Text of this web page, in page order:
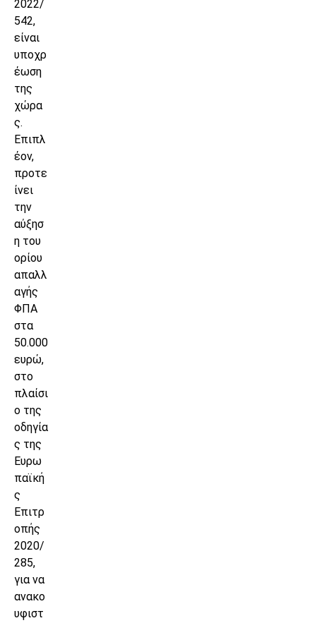
2022/
542,
είναι
υποχρ
έωση
της
χώρα
ς.
Επιπλ
έον,
προτε
ίνει
την
αύξησ
η του
ορίου
απαλλ
αγής
ΦΠΑ
στα
50.000
ευρώ,
στο
πλαίσι
ο της
οδηγία
ς της
Ευρω
παϊκή
ς
Επιτρ
οπής
2020/
285,
για να
ανακο
υφιστ